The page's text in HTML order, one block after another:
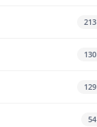
213
130
129
54